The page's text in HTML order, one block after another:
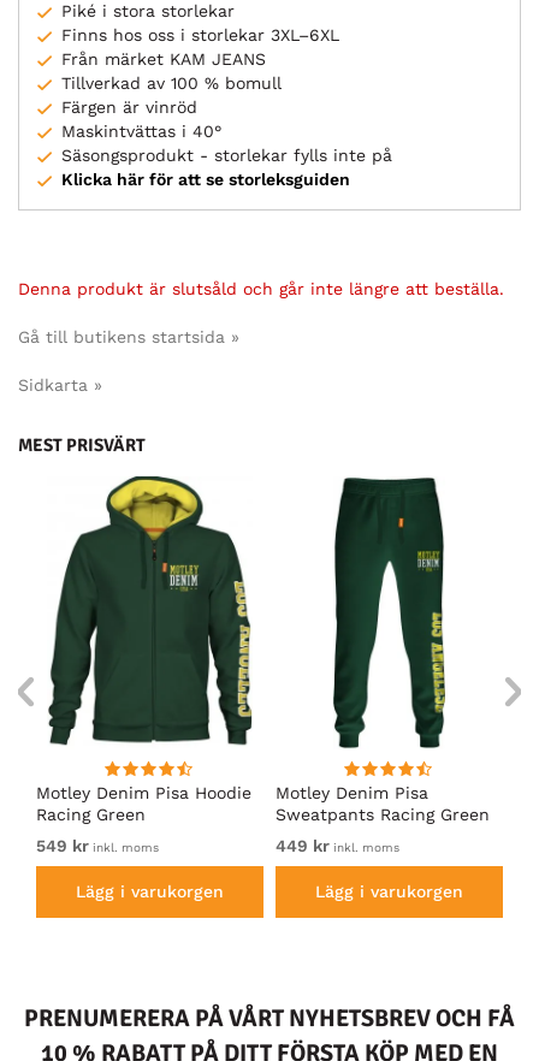
Piké i stora storlekar
Finns hos oss i storlekar 3XL–6XL
Från märket KAM JEANS
Tillverkad av 100 % bomull
Färgen är vinröd
Maskintvättas i 40°
Säsongsprodukt - storlekar fylls inte på
Klicka här för att se storleksguiden
Denna produkt är slutsåld och går inte längre att beställa.
Gå till butikens startsida »
Sidkarta »
MEST PRISVÄRT
Motley Denim Pisa Hoodie
Racing Green
549 kr inkl. moms
Lägg i varukorgen
Motley Denim Pisa
Sweatpants Racing Green
449 kr inkl. moms
Lägg i varukorgen
PRENUMERERA PÅ VÅRT NYHETSBREV OCH FÅ
10 % RABATT PÅ DITT FÖRSTA KÖP MED EN